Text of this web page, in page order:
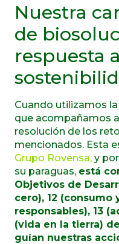
Nuestra
de
respuesta
Cuando utilizamos
que acompañamos
resolución de los
mencionados. Esta
Grupo Rovensa, y
su paraguas, está
Objetivos de
cero), 12 (consumo
responsables), 13
(vida en la tierra)
guían nuestras